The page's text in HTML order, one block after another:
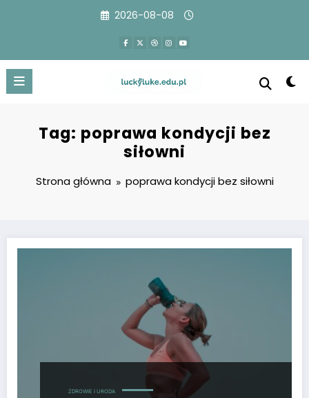
2026-08-08
Tag: poprawa kondycji bez
siłowni
Strona główna poprawa kondycji bez siłowni
ZDROWIE I URODA